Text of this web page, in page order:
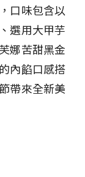
口味包含以
選用大甲芋
娜苦甜黑金
內餡口感搭
帶來全新美